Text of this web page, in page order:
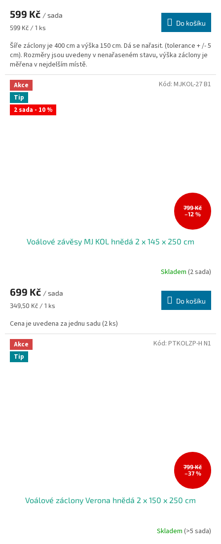
produktu
je
5,0
z
5
hvězdiček.
599 Kč / sada
Měrná
599 Kč / 1 ks
Do košíku
Šíře záclony je 400 cm a výška 150 cm. Dá se nařasit. (tolerance + /- 5
cm). Rozměry jsou uvedeny v nenařaseném stavu, výška záclony je
měřena v nejdelším místě.
Akce
Tip
2 sada - 10 %
799 Kč
–12 %
Voálové závěsy MJ KOL hnědá 2 x 145 x 250 cm
Skladem (2 sada)
699 Kč / sada
Měrná
349,50 Kč / 1 ks
Do košíku
Cena je uvedena za jednu sadu (2 ks)
Kód: MJKOL-27 B1
Akce
Tip
799 Kč
–37 %
Voálové záclony Verona hnědá 2 x 150 x 250 cm
Skladem (>5 sada)
Kód: PTKOLZP-H N1